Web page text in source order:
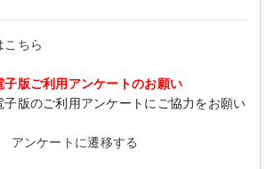
こちら
子版ご利用アンケートのお願い
子版のご利用アンケートにご協力をお願い
アンケートに遷移する